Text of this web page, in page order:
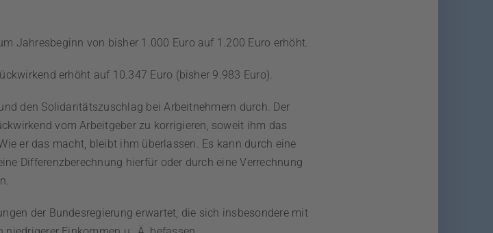
Jahresbeginn von bisher 1.000 Euro auf 1.200 Euro erhöht.
erhöht auf 10.347 Euro (bisher 9.983 Euro).
den Solidaritätszuschlag bei Arbeitnehmern durch. Der
vom Arbeitgeber zu korrigieren, soweit ihm das
er das macht, bleibt ihm überlassen. Es kann durch eine
Differenzberechnung hierfür oder durch eine Verrechnung
der Bundesregierung erwartet, die sich insbesondere mit